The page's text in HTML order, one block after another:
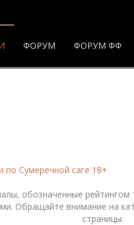
ФОРУМ ФОРУМ ФФ
по Сумеречной саге 18+
обозначенные рейтингом
Обращайте внимание на
страницы.